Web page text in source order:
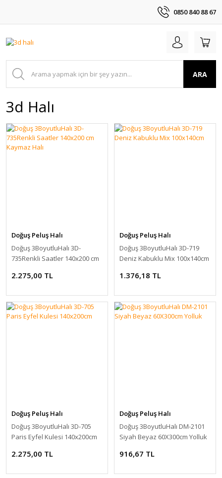
0850 840 88 67
ARA
3d Halı
Doğuş Peluş Halı
Doğuş 3BoyutluHalı 3D-
735Renkli Saatler 140x200 cm
2.275,00 TL
Doğuş Peluş Halı
Doğuş 3BoyutluHalı 3D-719
Deniz Kabuklu Mix 100x140cm
1.376,18 TL
Doğuş Peluş Halı
Doğuş 3BoyutluHalı 3D-705
Paris Eyfel Kulesi 140x200cm
2.275,00 TL
Doğuş Peluş Halı
Doğuş 3BoyutluHalı DM-2101
Siyah Beyaz 60X300cm Yolluk
916,67 TL